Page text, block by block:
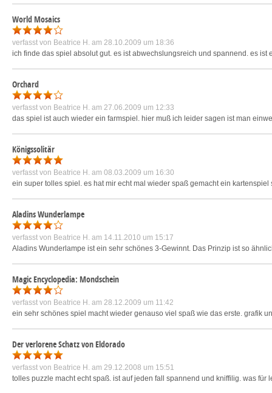
World Mosaics
verfasst von Beatrice H. am 28.10.2009 um 18:36
ich finde das spiel absolut gut. es ist abwechslungsreich und spannend. es
Orchard
verfasst von Beatrice H. am 27.06.2009 um 12:33
das spiel ist auch wieder ein farmspiel. hier muß ich leider sagen ist man
Königssolitär
verfasst von Beatrice H. am 08.03.2009 um 16:30
ein super tolles spiel. es hat mir echt mal wieder spaß gemacht ein
Aladins Wunderlampe
verfasst von Beatrice H. am 14.11.2010 um 15:17
Aladins Wunderlampe ist ein sehr schönes 3-Gewinnt. Das Prinzip ist so
Magic Encyclopedia: Mondschein
verfasst von Beatrice H. am 28.12.2009 um 11:42
ein sehr schönes spiel macht wieder genauso viel spaß wie das erste. grafik
Der verlorene Schatz von Eldorado
verfasst von Beatrice H. am 29.12.2008 um 15:51
tolles puzzle macht echt spaß. ist auf jeden fall spannend und kniffilig. was